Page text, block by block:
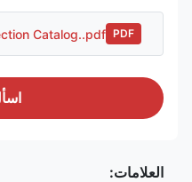
Selection Catalog..pdf
اسأل
العلامات: